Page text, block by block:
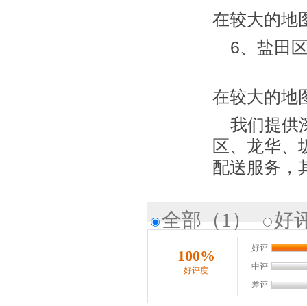
在较大的地
6、盐田
在较大的地
我们提供
区、龙华、
配送服务，
全部 （1） 好
100%
好评度
好评
中评
差评